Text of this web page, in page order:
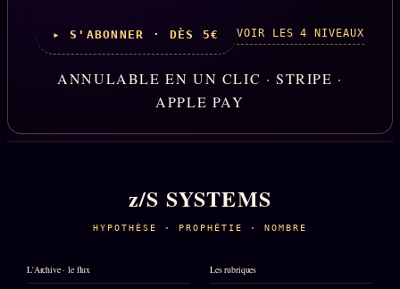
▸ S'ABONNER · DÈS 5€ VOIR LES 4 NIVEAUX
ANNULABLE EN UN CLIC · STRIPE ·
APPLE PAY
z/S SYSTEMS
HYPOTHÈSE · PROPHÉTIE · NOMBRE
L'Archive · le flux Les rubriques